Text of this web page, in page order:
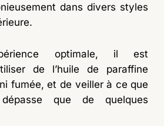
dans divers styles
optimale, il est
de l’huile de paraffine
fumée, et de veiller à ce que
que de quelques